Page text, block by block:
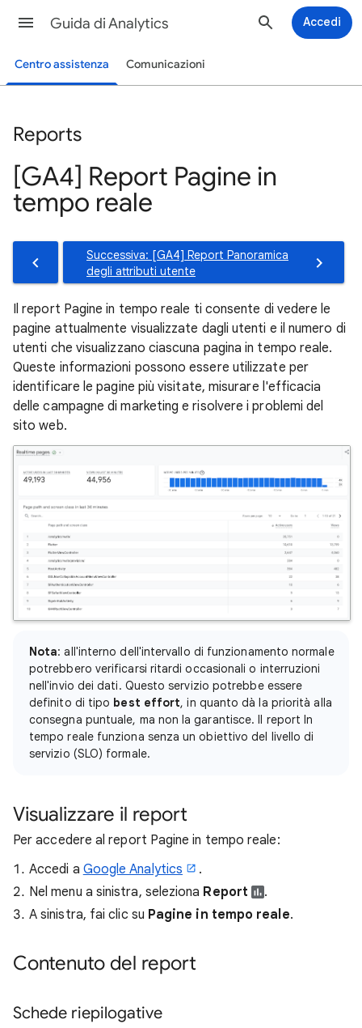
Guida di Analytics Accedi
Centro assistenza Comunicazioni
Reports
[GA4] Report Pagine in
tempo reale
Successiva: [GA4] Report Panoramica
degli attributi utente
Il report Pagine in tempo reale ti consente di vedere le
pagine attualmente visualizzate dagli utenti e il numero di
utenti che visualizzano ciascuna pagina in tempo reale.
Queste informazioni possono essere utilizzate per
identificare le pagine più visitate, misurare l'efficacia
delle campagne di marketing e risolvere i problemi del
sito web.
Nota: all'interno dell'intervallo di funzionamento normale
potrebbero verificarsi ritardi occasionali o interruzioni
nell'invio dei dati. Questo servizio potrebbe essere
definito di tipo best effort, in quanto dà la priorità alla
consegna puntuale, ma non la garantisce. Il report In
tempo reale funziona senza un obiettivo del livello di
servizio (SLO) formale.
Visualizzare il report
Per accedere al report Pagine in tempo reale:
Accedi a Google Analytics
.
Nel menu a sinistra, seleziona Report
.
A sinistra, fai clic su Pagine in tempo reale.
Contenuto del report
Schede riepilogative